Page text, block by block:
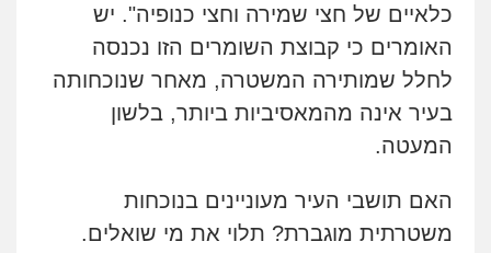
כלאיים של חצי שמירה וחצי כנופיה". יש
האומרים כי קבוצת השומרים הזו נכנסה
לחלל שמותירה המשטרה, מאחר שנוכחותה
בעיר אינה מהמאסיביות ביותר, בלשון
המעטה.
האם תושבי העיר מעוניינים בנוכחות
משטרתית מוגברת? תלוי את מי שואלים.